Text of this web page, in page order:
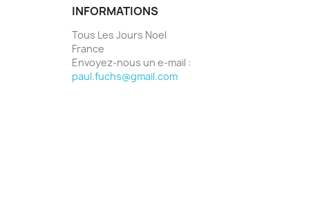
INFORMATIONS
Tous Les Jours Noel
France
Envoyez-nous un e-mail :
paul.fuchs@gmail.com